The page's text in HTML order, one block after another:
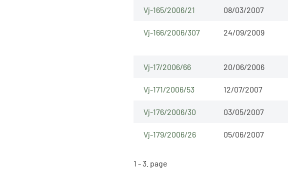
08/03/2007
Vj-165/2006/21
24/09/2009
Vj-166/2006/307
20/06/2006
Vj-17/2006/66
12/07/2007
Vj-171/2006/53
03/05/2007
Vj-176/2006/30
05/06/2007
Vj-179/2006/26
1 - 3. page